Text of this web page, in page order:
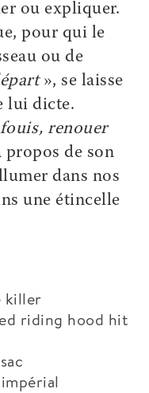
ou expliquer.
pour qui le
ou de
», se laisse
lui dicte.
renouer
de son
dans nos
une étincelle
killer
riding hood hit